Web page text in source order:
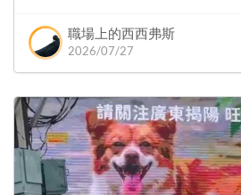
職場上的西西弗斯
2026/07/27